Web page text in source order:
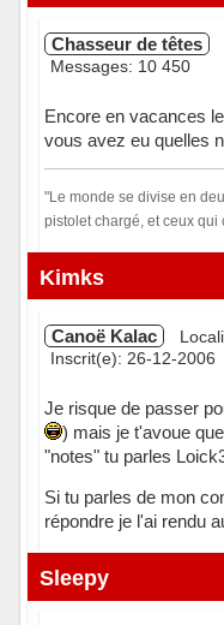
Chasseur de têtes
Messages: 10 450
Encore en vacances
vous avez eu quelles
"Le monde se divise en
pistolet chargé, et ceux qui
Hors ligne
Kimks
Canoë Kalac
Inscrit(e): 26-12-2006
Je risque de passer
) mais je t'avoue
"notes" tu parles
Si tu parles de mon
répondre je l'ai rendu
Hors ligne
Sleepy